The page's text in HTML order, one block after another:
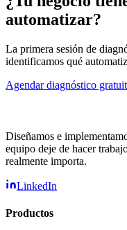
automatizar?
La primera sesión de
identificamos qué
Agendar diagnóstico
Diseñamos e
equipo deje de hacer
realmente importa.
LinkedIn
Productos